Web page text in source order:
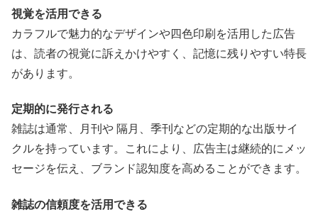
視覚を活用できる
カラフルで魅力的なデザインや四色印刷を活用した広告
は、読者の視覚に訴えかけやすく、記憶に残りやすい特長
があります。
定期的に発行される
雑誌は通常、月刊や 隔月、季刊などの定期的な出版サイ
クルを持っています。これにより、広告主は継続的にメッ
セージを伝え、ブランド認知度を高めることができます。
雑誌の信頼度を活用できる